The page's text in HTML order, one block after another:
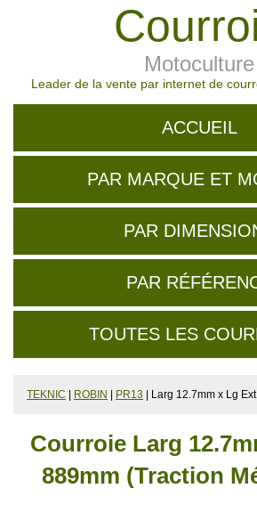
Motoculture
Leader de la vente par internet de
ACCUEIL
PAR MARQUE ET
PAR
PAR
TOUTES LES
TEKNIC ROBIN PR13 | Larg 12.7mm x Lg
Courroie Larg
889mm (Traction